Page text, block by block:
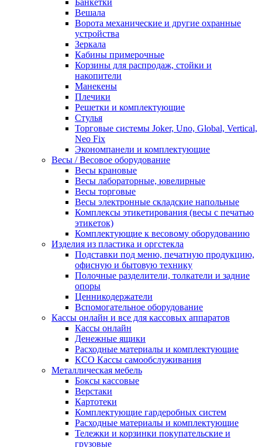
Банкетки
Вешала
Ворота механические и другие охранные
устройства
Зеркала
Кабины примерочные
Корзины для распродаж, стойки и
накопители
Манекены
Плечики
Решетки и комплектующие
Стулья
Торговые системы Joker, Uno, Global, Vertical,
Neo Fix
Экономпанели и комплектующие
Весы / Весовое оборудование
Весы крановые
Весы лабораторные, ювелирные
Весы торговые
Весы электронные складские напольные
Комплексы этикетирования (весы с печатью
этикеток)
Комплектующие к весовому оборудованию
Изделия из пластика и оргстекла
Подставки под меню, печатную продукцию,
офисную и бытовую технику
Полочные разделители, толкатели и задние
опоры
Ценникодержатели
Вспомогательное оборудование
Кассы онлайн и все для кассовых аппаратов
Кассы онлайн
Денежные ящики
Расходные материалы и комплектующие
КСО Кассы самообслуживания
Металлическая мебель
Боксы кассовые
Верстаки
Картотеки
Комплектующие гардеробных систем
Расходные материалы и комплектующие
Тележки и корзинки покупательские и
грузовые